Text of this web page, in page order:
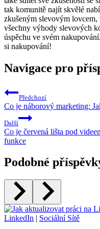
tak komunitě najít skvělé
zkušeným slevovým
všechny výhody slevových
úspěchu ve svém
si nakupování!
Navigace pro
Předchozí
Co je náborový marketing:
Další
Co je červená lišta pod
funkce
Podobné
LinkedIn | Sociální Sítě